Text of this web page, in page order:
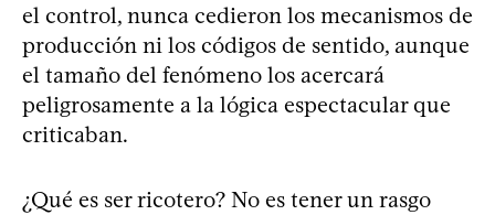
el control, nunca cedieron los mecanismos de
producción ni los códigos de sentido, aunque
el tamaño del fenómeno los acercará
peligrosamente a la lógica espectacular que
criticaban.
¿Qué es ser ricotero? No es tener un rasgo